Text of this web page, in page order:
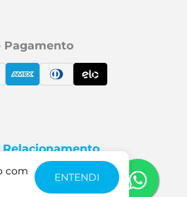
com ENTENDI
Pagamento